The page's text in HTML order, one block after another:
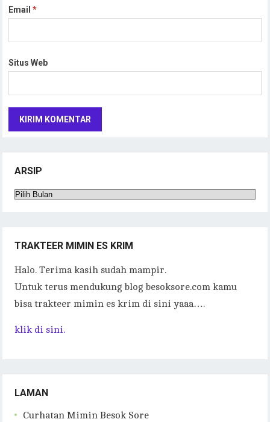
Email*
Situs Web
ARSIP
Arsip
TRAKTEER MIMIN ES KRIM
Halo. Terima kasih sudah mampir.
Untuk terus mendukung blog besoksore.com kamu
bisa trakteer mimin es krim di sini yaaa….
klik di sini.
LAMAN
Curhatan Mimin Besok Sore